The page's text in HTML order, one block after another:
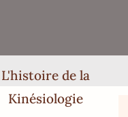
L'histoire de la
Kinésiologie